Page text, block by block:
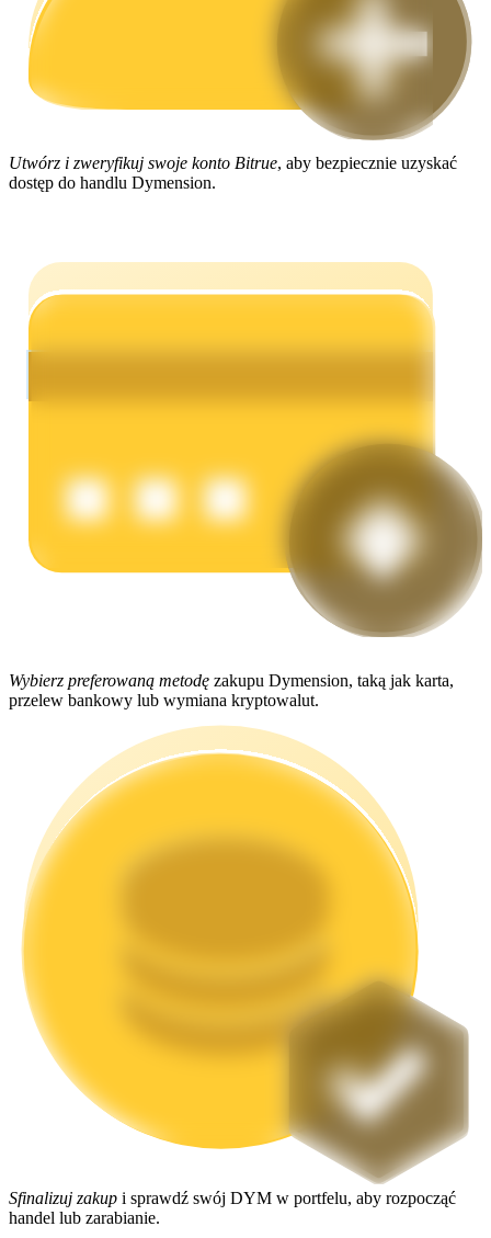
Strategie handlowe
Codziennie zdobywaj konkurencyjne nagrody
Stawianie
Wysokie zyski i natychmiastowy dostęp
Launchpool
Elastyczne stawianie zakładów, aby zarabiać na popularnych
Utwórz i zweryfikuj swoje konto Bitrue, aby bezpiecznie uzyskać
dostęp do handlu Dymension.
Wybierz preferowaną metodę zakupu Dymension, taką jak karta,
przelew bankowy lub wymiana kryptowalut.
Sfinalizuj zakup i sprawdź swój DYM w portfelu, aby rozpocząć
handel lub zarabianie.